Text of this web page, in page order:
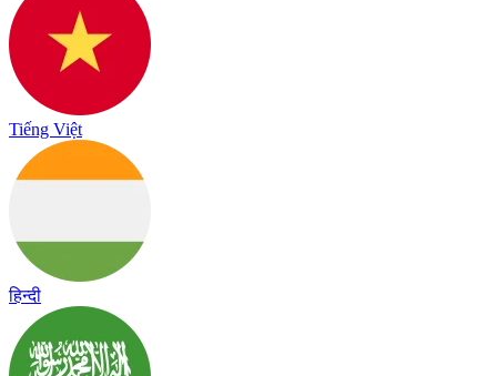
Tiếng Việt
हिन्दी